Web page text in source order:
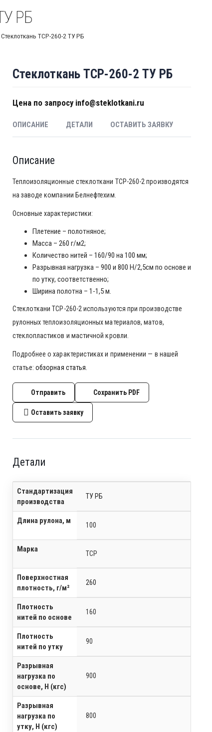
РБ
Стеклоткань ТСР-260-2 ТУ РБ
Стеклоткань ТСР-260-2 ТУ РБ
Цена по запросу info@steklotkani.ru
ОПИСАНИЕ ДЕТАЛИ ОСТАВИТЬ ЗАЯВКУ
Описание
Теплоизоляционные стеклоткани ТСР-260-2 производятся
на заводе компании Белнефтехим.
Основные характеристики:
Плетение – полотняное;
Масса – 260 г/м2;
Количество нитей – 160/90 на 100 мм;
Разрывная нагрузка – 900 и 800 Н/2,5см по основе и
по утку, соответственно;
Ширина полотна – 1-1,5 м.
Стеклоткани ТСР-260-2 используются при производстве
рулонных теплоизоляционных материалов, матов,
стеклопластиков и мастичной кровли.
Подробнее о характеристиках и применении — в нашей
статье:обзорная статья
Отправить Сохранить PDF
Оставить заявку
Детали
Стандартизация
производства
ТУ РБ
Длина рулона, м 100
Марка ТСР
Поверхностная
плотность, г/м²
260
Плотность
нитей по основе
160
Плотность
нитей по утку
90
Разрывная
нагрузка по
основе, Н (кгс)
900
Разрывная
нагрузка по
утку, Н (кгс)
800